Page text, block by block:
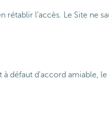
rétablir l'accès. Le Site ne
défaut d'accord amiable,